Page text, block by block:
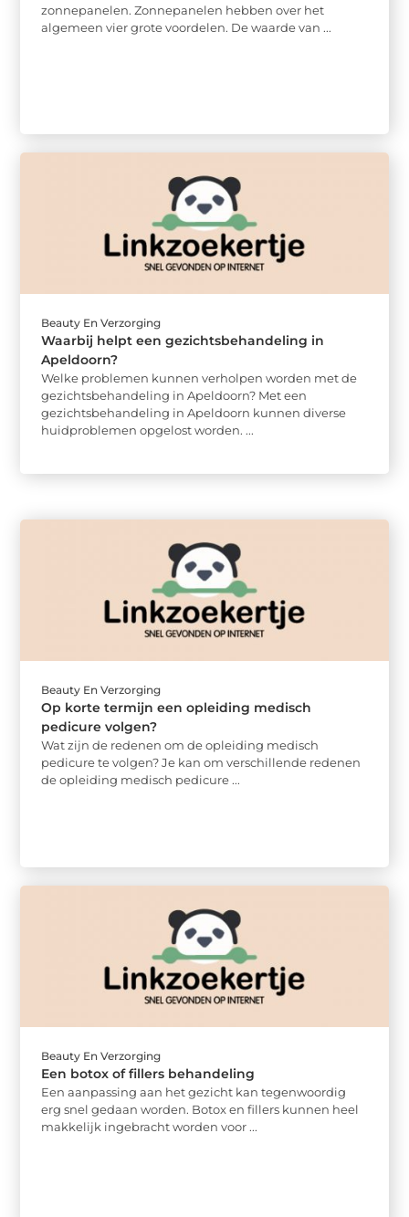
zonnepanelen. Zonnepanelen hebben over het
algemeen vier grote voordelen. De waarde van ...
Beauty En Verzorging
Waarbij helpt een gezichtsbehandeling in
Apeldoorn?
Welke problemen kunnen verholpen worden met de
gezichtsbehandeling in Apeldoorn? Met een
gezichtsbehandeling in Apeldoorn kunnen diverse
huidproblemen opgelost worden. ...
Beauty En Verzorging
Op korte termijn een opleiding medisch
pedicure volgen?
Wat zijn de redenen om de opleiding medisch
pedicure te volgen? Je kan om verschillende redenen
de opleiding medisch pedicure ...
Beauty En Verzorging
Een botox of fillers behandeling
Een aanpassing aan het gezicht kan tegenwoordig
erg snel gedaan worden. Botox en fillers kunnen heel
makkelijk ingebracht worden voor ...